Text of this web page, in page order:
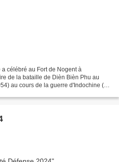
célébré au Fort de Nogent à
de la bataille de Dièn Bièn Phu au
au cours de la guerre d'Indochine (19